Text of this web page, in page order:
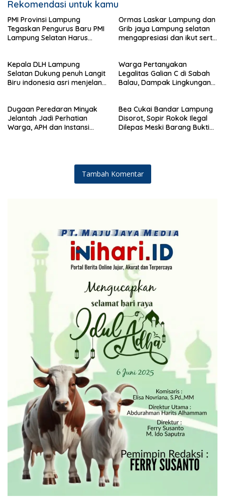
Rekomendasi untuk kamu
PMI Provinsi Lampung
Tegaskan Pengurus Baru PMI
Lampung Selatan Harus
Ormas Laskar Lampung dan
Grib jaya Lampung selatan
mengapresiasi dan ikut serta
(dewan pimpinan cabang)
Partai Demokrat Lampung
Selatan gelar aksi bersih-
Kepala DLH Lampung
Selatan Dukung penuh Langit
Biru indonesia asri menjelang
Warga Pertanyakan
Legalitas Galian C di Sabah
Balau, Dampak Lingkungan
Dugaan Peredaran Minyak
Jelantah Jadi Perhatian
Warga, APH dan Instansi
Bea Cukai Bandar Lampung
Disorot, Sopir Rokok Ilegal
Dilepas Meski Barang Bukti
Tambah Komentar